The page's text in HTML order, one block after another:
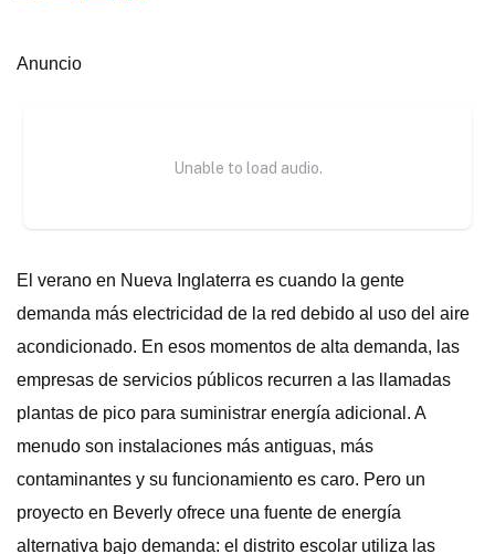
Anuncio
El verano en Nueva Inglaterra es cuando la gente
demanda más electricidad de la red debido al uso del aire
acondicionado. En esos momentos de alta demanda, las
empresas de servicios públicos recurren a las llamadas
plantas de pico para suministrar energía adicional. A
menudo son instalaciones más antiguas, más
contaminantes y su funcionamiento es caro. Pero un
proyecto en Beverly ofrece una fuente de energía
alternativa bajo demanda: el distrito escolar utiliza las